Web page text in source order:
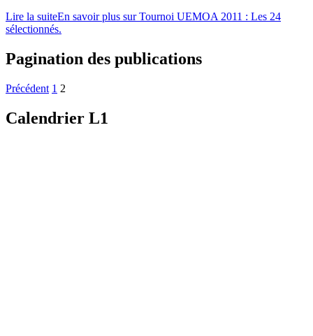
Lire la suiteEn savoir plus sur Tournoi UEMOA 2011 : Les 24
sélectionnés.
Pagination des publications
Précédent 1 2
Calendrier L1